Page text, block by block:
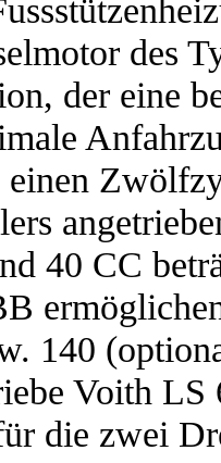
des
der eine
einen
40 CC
140
Voith LS
die zwei